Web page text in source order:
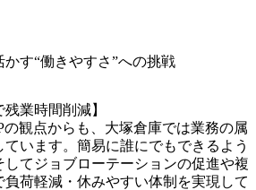
かす“働きやすさ”への挑戦
業時間削減】
観点からも、大塚倉庫では業務の属
ています。簡易に誰にでもできるよう
てジョブローテーションの促進や複
荷軽減・休みやすい体制を実現して